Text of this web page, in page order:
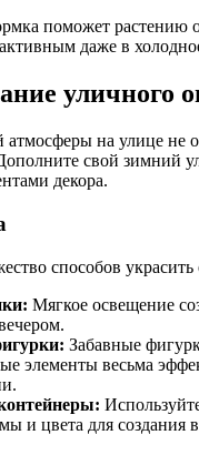
поможет растению
даже в
уличного
на улице не
свой зимний
декора.
способов украсить
Мягкое освещение
Забавные
элементы весьма
и цвета для создания